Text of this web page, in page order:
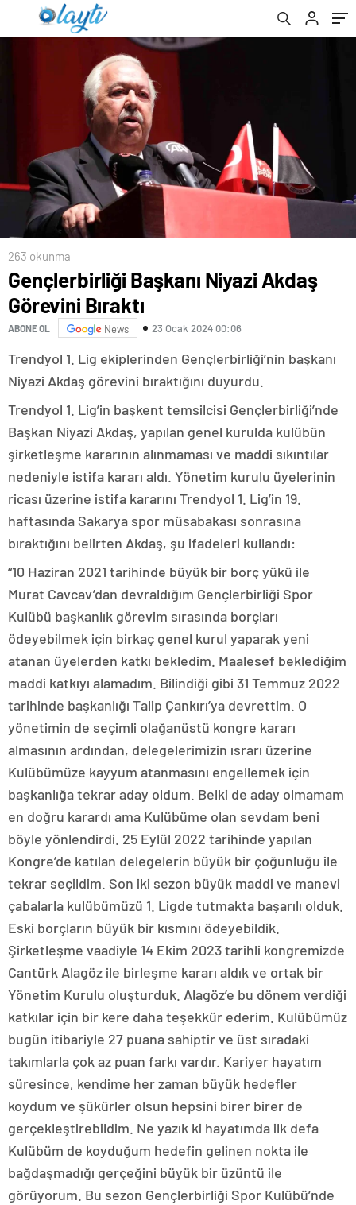
263 okunma
Gençlerbirliği Başkanı Niyazi Akdaş
Görevini Bıraktı
ABONE OL News 23 Ocak 2024 00:06
Trendyol 1. Lig ekiplerinden Gençlerbirliği’nin başkanı
Niyazi Akdaş görevini bıraktığını duyurdu.
Trendyol 1. Lig’in başkent temsilcisi Gençlerbirliği’nde
Başkan Niyazi Akdaş, yapılan genel kurulda kulübün
şirketleşme kararının alınmaması ve maddi sıkıntılar
nedeniyle istifa kararı aldı. Yönetim kurulu üyelerinin
ricası üzerine istifa kararını Trendyol 1. Lig’in 19.
haftasında Sakarya spor müsabakası sonrasına
bıraktığını belirten Akdaş, şu ifadeleri kullandı:
“10 Haziran 2021 tarihinde büyük bir borç yükü ile
Murat Cavcav’dan devraldığım Gençlerbirliği Spor
Kulübü başkanlık görevim sırasında borçları
ödeyebilmek için birkaç genel kurul yaparak yeni
atanan üyelerden katkı bekledim. Maalesef beklediğim
maddi katkıyı alamadım. Bilindiği gibi 31 Temmuz 2022
tarihinde başkanlığı Talip Çankırı’ya devrettim. O
yönetimin de seçimli olağanüstü kongre kararı
almasının ardından, delegelerimizin ısrarı üzerine
Kulübümüze kayyum atanmasını engellemek için
başkanlığa tekrar aday oldum. Belki de aday olmamam
en doğru karardı ama Kulübüme olan sevdam beni
böyle yönlendirdi. 25 Eylül 2022 tarihinde yapılan
Kongre’de katılan delegelerin büyük bir çoğunluğu ile
tekrar seçildim. Son iki sezon büyük maddi ve manevi
çabalarla kulübümüzü 1. Ligde tutmakta başarılı olduk.
Eski borçların büyük bir kısmını ödeyebildik.
Şirketleşme vaadiyle 14 Ekim 2023 tarihli kongremizde
Cantürk Alagöz ile birleşme kararı aldık ve ortak bir
Yönetim Kurulu oluşturduk. Alagöz’e bu dönem verdiği
katkılar için bir kere daha teşekkür ederim. Kulübümüz
bugün itibariyle 27 puana sahiptir ve üst sıradaki
takımlarla çok az puan farkı vardır. Kariyer hayatım
süresince, kendime her zaman büyük hedefler
koydum ve şükürler olsun hepsini birer birer de
gerçekleştirebildim. Ne yazık ki hayatımda ilk defa
Kulübüm de koyduğum hedefin gelinen nokta ile
bağdaşmadığı gerçeğini büyük bir üzüntü ile
görüyorum. Bu sezon Gençlerbirliği Spor Kulübü’nde